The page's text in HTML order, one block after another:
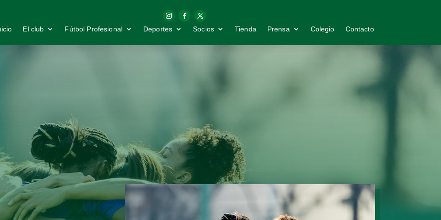
El club Fútbol Profesional Deportes Socios Tienda Prensa Colegio Contacto